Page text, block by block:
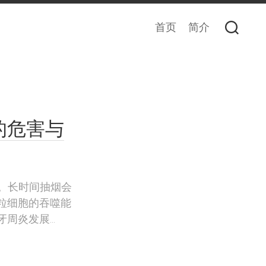
首页 简介
危害与
长时间抽烟会
细胞的吞噬能
炎发展...